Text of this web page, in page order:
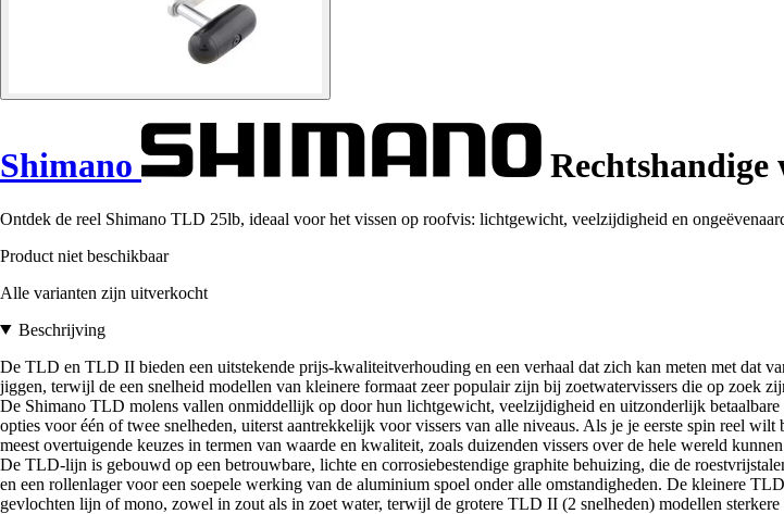
Shimano
Ontdek de reel Shimano TLD 25lb, ideaal voor het vissen op roofvis: lichtgewicht, veelzijdigheid en
Product niet beschikbaar
Alle varianten zijn uitverkocht
Beschrijving
De TLD en TLD II bieden een uitstekende prijs-kwaliteitverhouding en een verhaal dat zich kan meten met dat
jiggen, terwijl de een snelheid modellen van kleinere formaat zeer populair zijn bij zoetwatervissers die op zoek
De Shimano TLD molens vallen onmiddellijk op door hun lichtgewicht, veelzijdigheid en uitzonderlijk
opties voor één of twee snelheden, uiterst aantrekkelijk voor vissers van alle niveaus. Als je je eerste spin reel
meest overtuigende keuzes in termen van waarde en kwaliteit, zoals duizenden vissers over de hele wereld
De TLD-lijn is gebouwd op een betrouwbare, lichte en corrosiebestendige graphite behuizing, die de
en een rollenlager voor een soepele werking van de aluminium spoel onder alle omstandigheden. De kleinere
gevlochten lijn of mono, zowel in zout als in zoet water, terwijl de grotere TLD II (2 snelheden) modellen